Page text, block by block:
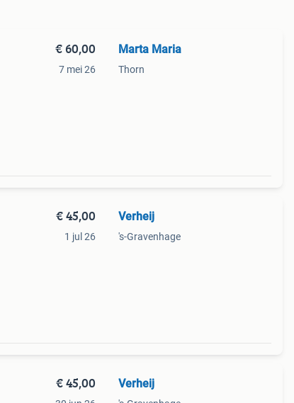
€ 60,00
7 mei 26
Marta Maria
Thorn
€ 45,00
1 jul 26
Verheij
's-Gravenhage
€ 45,00 Verheij